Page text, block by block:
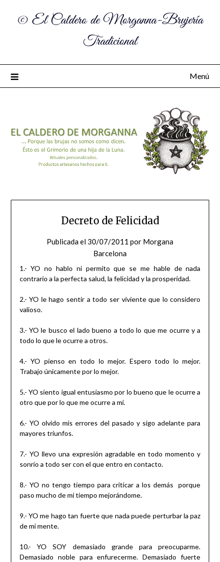
© El Caldero de Morganna-Brujería
Tradicional
Menú
Decreto de Felicidad
Publicada el 30/07/2011 por Morgana
Barcelona
1.- YO no hablo ni permito que se me hable de nada
contrario a la perfecta salud, la felicidad y la prosperidad.
2.- YO le hago sentir a todo ser viviente que lo considero
valioso.
3.- YO le busco el lado bueno a todo lo que me ocurre y a
todo lo que le ocurre a otros.
4.- YO pienso en todo lo mejor. Espero todo lo mejor.
Trabajo únicamente por lo mejor.
5.- YO siento igual entusiasmo por lo bueno que le ocurre a
otro que por lo que me ocurre a mí.
6.- YO olvido mis errores del pasado y sigo adelante para
mayores triunfos.
7.- YO llevo una expresión agradable en todo momento y
sonrío a todo ser con el que entro en contacto.
8.- YO no tengo tiempo para criticar a los demás porque
paso mucho de mi tiempo mejorándome.
9.- YO me hago tan fuerte que nada puede perturbar la paz
de mi mente.
10.- YO SOY demasiado grande para preocuparme.
Demasiado noble para enfurecerme. Demasiado fuerte